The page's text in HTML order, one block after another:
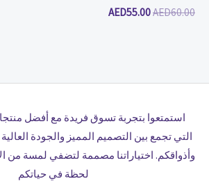
AED60.00
AED55.00
استمتعوا بتجربة تسوق فريدة مع أفضل
التي تجمع بين التصميم المميز والجودة
وأذواقكم. اختياراتنا مصممة لتضفي لمسة من
لحظة في حياتكم